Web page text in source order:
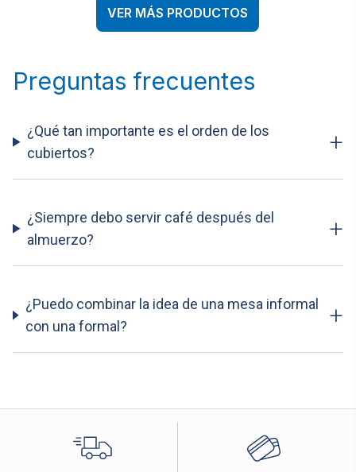
VER MÁS PRODUCTOS
Preguntas frecuentes
¿Qué tan importante es el orden de los
cubiertos?
+
¿Siempre debo servir café después del
almuerzo?
+
¿Puedo combinar la idea de una mesa informal
con una formal?
+